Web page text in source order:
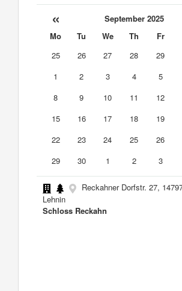
« September 2025
Mo Tu We Th Fr
25
26 27 28 29
1
2 3 4 5
8
9 10 11 12
15
16 17 18 19
22
23 24 25 26
29
30 1 2 3
Reckahner Dorfstr. 27,
Lehnin
Schloss Reckahn